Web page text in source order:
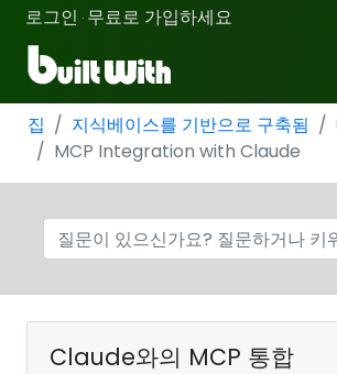
로그인 · 무료로 가입하세요
집 지식베이스를 기반으로 구축됨
MCP Integration with Claude
Claude와의 MCP 통합